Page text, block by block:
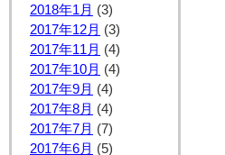
2018年1月 (3)
2017年12月 (3)
2017年11月 (4)
2017年10月 (4)
2017年9月 (4)
2017年8月 (4)
2017年7月 (7)
2017年6月 (5)